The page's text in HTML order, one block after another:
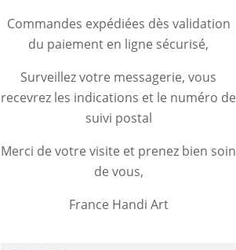
Commandes expédiées dès validation
du paiement en ligne sécurisé,
Surveillez votre messagerie, vous
recevrez les indications et le numéro de
suivi postal
Merci de votre visite et prenez bien soin
de vous,
France Handi Art